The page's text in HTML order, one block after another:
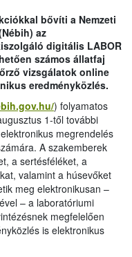
bővíti a Nemzeti
az
digitális LABOR
számos állatfaj
vizsgálatok online
eredményközlés.
) folyamatos
1-től további
megrendelés
A szakemberek
a sertésféléket, a
valamint a húsevőket
meg elektronikusan –
– a laboratóriumi
megfelelően
is elektronikus